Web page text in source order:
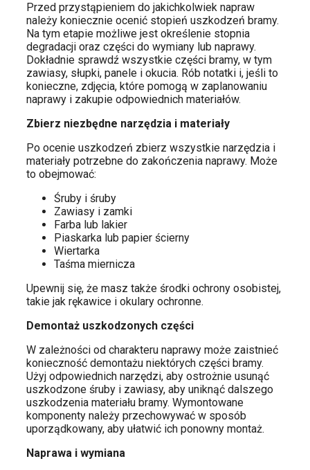
Przed przystąpieniem do jakichkolwiek napraw
należy koniecznie ocenić stopień uszkodzeń bramy.
Na tym etapie możliwe jest określenie stopnia
degradacji oraz części do wymiany lub naprawy.
Dokładnie sprawdź wszystkie części bramy, w tym
zawiasy, słupki, panele i okucia. Rób notatki i, jeśli to
konieczne, zdjęcia, które pomogą w zaplanowaniu
naprawy i zakupie odpowiednich materiałów.
Zbierz niezbędne narzędzia i materiały
Po ocenie uszkodzeń zbierz wszystkie narzędzia i
materiały potrzebne do zakończenia naprawy. Może
to obejmować:
Śruby i śruby
Zawiasy i zamki
Farba lub lakier
Piaskarka lub papier ścierny
Wiertarka
Taśma miernicza
Upewnij się, że masz także środki ochrony osobistej,
takie jak rękawice i okulary ochronne.
Demontaż uszkodzonych części
W zależności od charakteru naprawy może zaistnieć
konieczność demontażu niektórych części bramy.
Użyj odpowiednich narzędzi, aby ostrożnie usunąć
uszkodzone śruby i zawiasy, aby uniknąć dalszego
uszkodzenia materiału bramy. Wymontowane
komponenty należy przechowywać w sposób
uporządkowany, aby ułatwić ich ponowny montaż.
Naprawa i wymiana